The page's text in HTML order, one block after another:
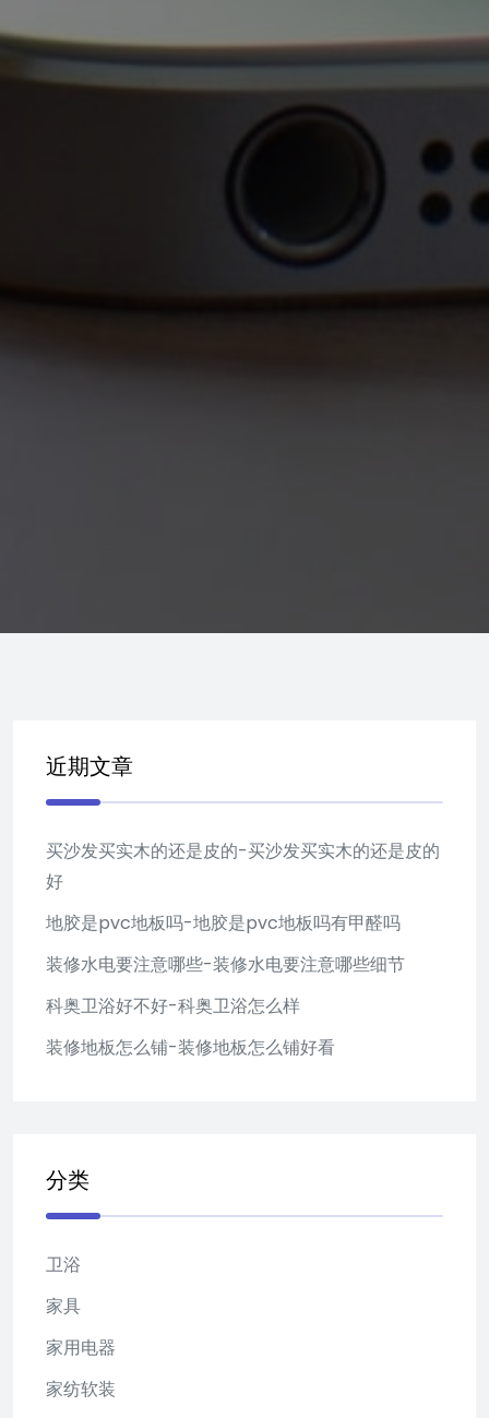
近期文章
买沙发买实木的还是皮的-买沙发买实木的还是皮的
好
地胶是pvc地板吗-地胶是pvc地板吗有甲醛吗
装修水电要注意哪些-装修水电要注意哪些细节
科奥卫浴好不好-科奥卫浴怎么样
装修地板怎么铺-装修地板怎么铺好看
分类
卫浴
家具
家用电器
家纺软装